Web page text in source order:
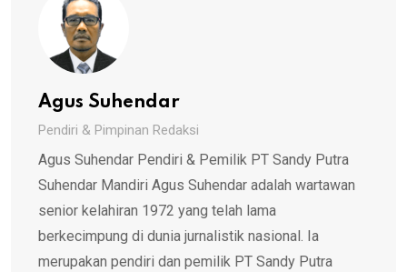
Agus Suhendar
Pendiri & Pimpinan Redaksi
Agus Suhendar Pendiri & Pemilik PT Sandy Putra
Suhendar Mandiri Agus Suhendar adalah wartawan
senior kelahiran 1972 yang telah lama
berkecimpung di dunia jurnalistik nasional. Ia
merupakan pendiri dan pemilik PT Sandy Putra